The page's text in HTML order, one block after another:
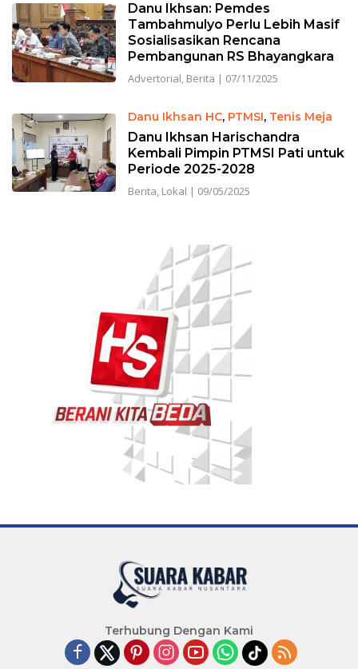
Danu Ikhsan: Pemdes
Tambahmulyo Perlu Lebih Masif
Sosialisasikan Rencana
Pembangunan RS Bhayangkara
Advertorial, Berita | 07/11/2025
Danu Ikhsan HC, PTMSI, Tenis Meja
Danu Ikhsan Harischandra
Kembali Pimpin PTMSI Pati untuk
Periode 2025-2028
Berita, Lokal | 09/05/2025
Terhubung Dengan Kami